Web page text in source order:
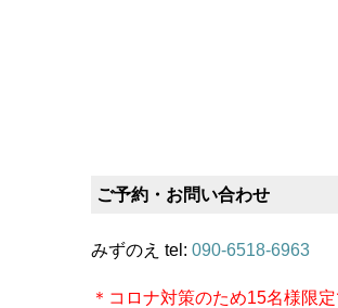
ご予約・お問い合わせ
みずのえ tel: 090-6518-6963
＊コロナ対策のため15名様限